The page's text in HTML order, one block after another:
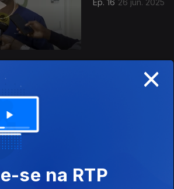
Ep. 16 26 jun. 2025
×
se na RTP